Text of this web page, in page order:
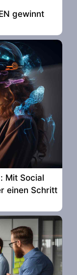
gewinnt
Mit Social
einen Schritt